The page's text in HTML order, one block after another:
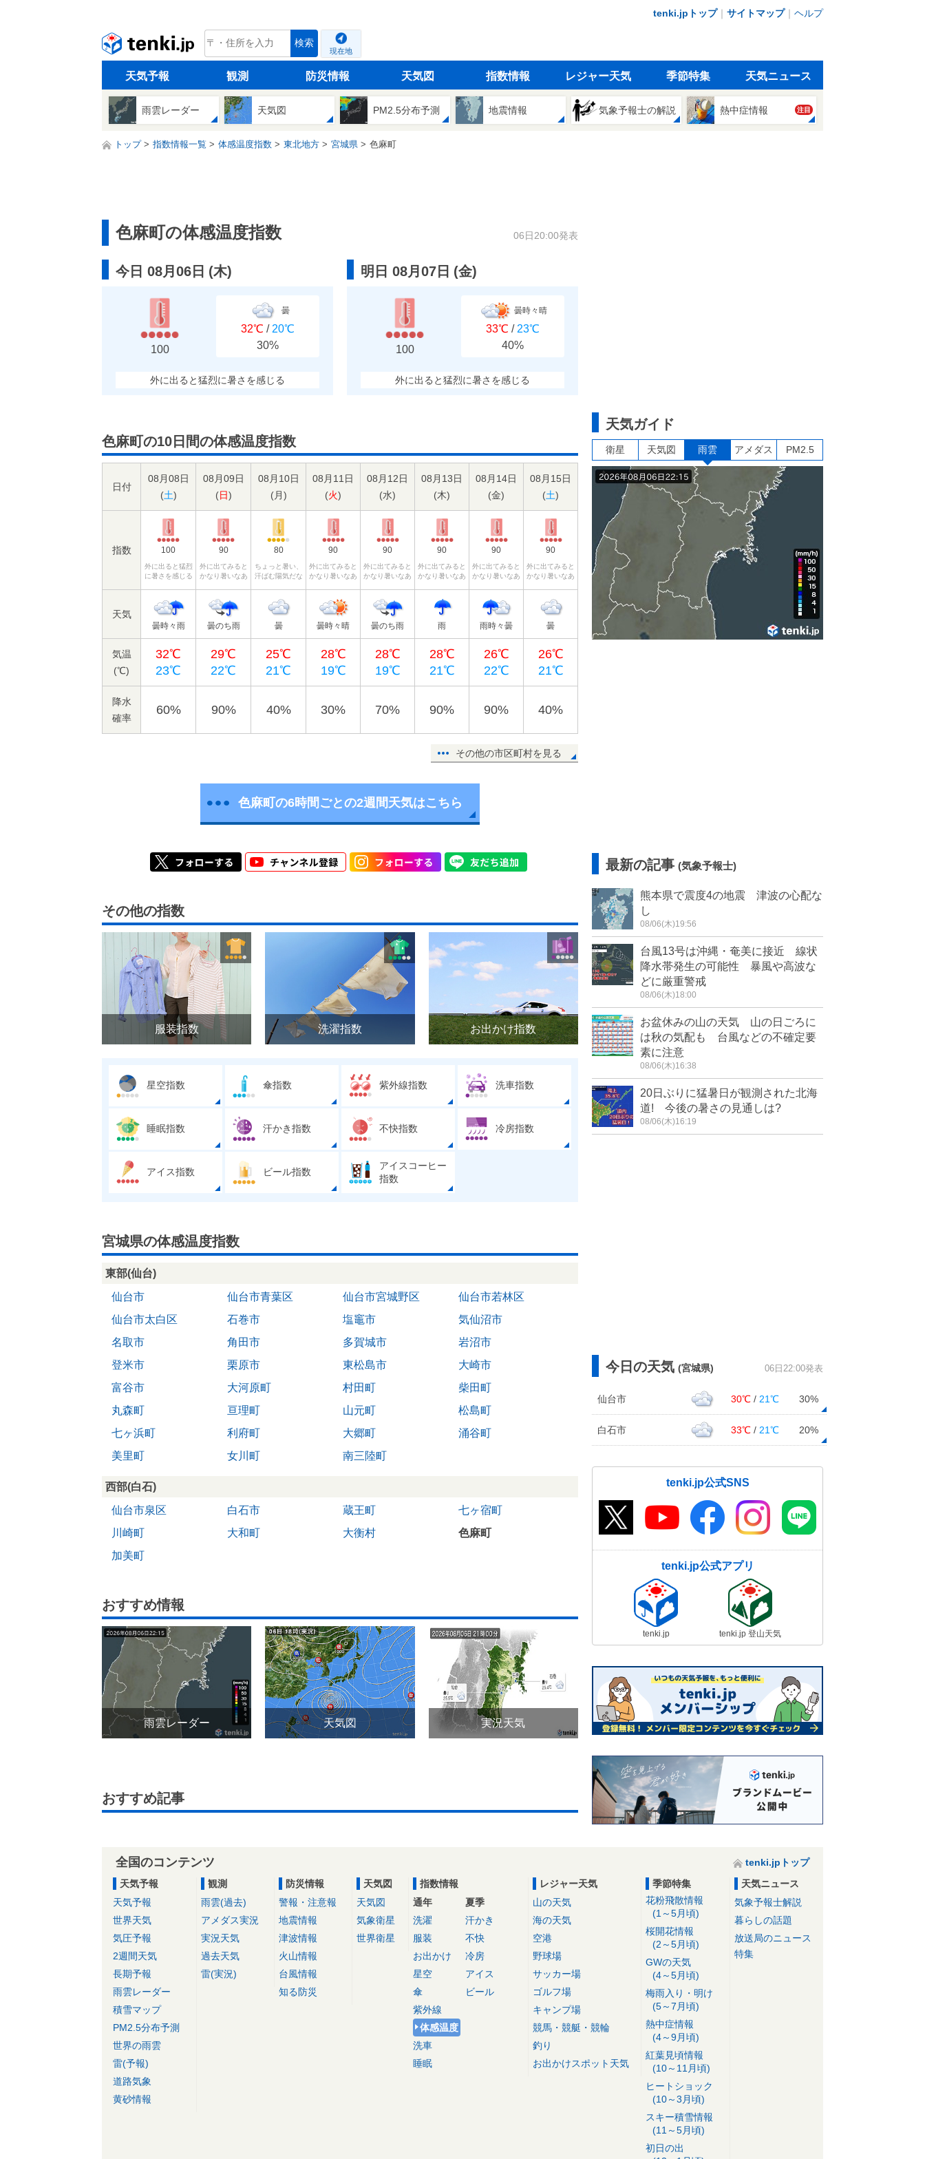
tenki.jpトップ｜ サイトマップ｜ ヘルプ
tenki.jp 検索
現在地
天気予報 観測 防災情報 天気図 指数情報 レジャー天気 季節特集 天気ニュース
雨雲レーダー 天気図 PM2.5分布予測 地震情報 気象予報士の解説 熱中症情報 注目
トップ 指数情報一覧 体感温度指数 東北地方 宮城県 色麻町
色麻町の体感温度指数 06日20:00発表
今日 08月06日 (木)
100
曇
32℃ / 20℃
30%
外に出ると猛烈に暑さを感じる
明日 08月07日 (金)
100
曇時々晴
33℃ / 23℃
40%
外に出ると猛烈に暑さを感じる
色麻町の10日間の体感温度指数
日付
08月08日
(土)
08月09日
(日)
08月10日
(月)
08月11日
(火)
08月12日
(水)
08月13日
(木)
08月14日
(金)
08月15日
(土)
指数 100
外に出ると猛烈
に暑さを感じる
90
外に出てみると
かなり暑いなあ
80
ちょっと暑い、
汗ばむ陽気だな
90
外に出てみると
かなり暑いなあ
90
外に出てみると
かなり暑いなあ
90
外に出てみると
かなり暑いなあ
90
外に出てみると
かなり暑いなあ
90
外に出てみると
かなり暑いなあ
天気
曇時々雨 曇のち雨 曇 曇時々晴 曇のち雨 雨 雨時々曇 曇
気温
(℃)
32℃
23℃
29℃
22℃
25℃
21℃
28℃
19℃
28℃
19℃
28℃
21℃
26℃
22℃
26℃
21℃
降水
確率
60% 90% 40% 30% 70% 90% 90% 40%
その他の市区町村を見る
色麻町の6時間ごとの2週間天気はこちら
その他の指数
服装指数 洗濯指数 お出かけ指数
星空指数 傘指数 紫外線指数 洗車指数
睡眠指数 汗かき指数 不快指数 冷房指数
アイス指数 ビール指数
アイスコーヒー
指数
宮城県の体感温度指数
東部(仙台)
仙台市
仙台市青葉区 仙台市宮城野区
仙台市若林区
仙台市太白区
石巻市 塩竈市
気仙沼市
名取市
角田市 多賀城市
岩沼市
登米市
栗原市 東松島市
大崎市
富谷市
大河原町 村田町
柴田町
丸森町
亘理町 山元町
松島町
七ヶ浜町
利府町 大郷町
涌谷町
美里町
女川町 南三陸町
西部(白石)
仙台市泉区
白石市 蔵王町
七ヶ宿町
川崎町
大和町 大衡村
色麻町
加美町
おすすめ情報
雨雲レーダー 天気図 実況天気
おすすめ記事
天気ガイド
衛星 天気図 雨雲 アメダス PM2.5
最新の記事 (気象予報士)
熊本県で震度4の地震 津波の心配な
し
08/06(木)19:56
台風13号は沖縄・奄美に接近 線状
降水帯発生の可能性 暴風や高波な
どに厳重警戒
08/06(木)18:00
お盆休みの山の天気 山の日ごろに
は秋の気配も 台風などの不確定要
素に注意
08/06(木)16:38
20日ぶりに猛暑日が観測された北海
道! 今後の暑さの見通しは?
08/06(木)16:19
今日の天気 (宮城県) 06日22:00発表
仙台市 30℃ / 21℃ 30%
白石市 33℃ / 21℃ 20%
tenki.jp公式SNS
tenki.jp公式アプリ
tenki.jp tenki.jp 登山天気
全国のコンテンツ
tenki.jpトップ
天気予報
天気予報
世界天気
気圧予報
2週間天気
長期予報
雨雲レーダー
積雪マップ
PM2.5分布予測
世界の雨雲
雷(予報)
道路気象
黄砂情報
観測
雨雲(過去)
アメダス実況
実況天気
過去天気
雷(実況)
防災情報
警報・注意報
地震情報
津波情報
火山情報
台風情報
知る防災
天気図
天気図
気象衛星
世界衛星
指数情報
通年
洗濯
服装
お出かけ
星空
傘
紫外線
体感温度
洗車
睡眠
夏季
汗かき
不快
冷房
アイス
ビール
レジャー天気
山の天気
海の天気
空港
野球場
サッカー場
ゴルフ場
キャンプ場
競馬・競艇・競輪
釣り
お出かけスポット天気
季節特集
花粉飛散情報
(1～5月頃)
桜開花情報
(2～5月頃)
GWの天気
(4～5月頃)
梅雨入り・明け
(5～7月頃)
熱中症情報
(4～9月頃)
紅葉見頃情報
(10～11月頃)
ヒートショック
(10～3月頃)
スキー積雪情報
(11～5月頃)
初日の出
天気ニュース
気象予報士解説
暮らしの話題
放送局のニュース
特集